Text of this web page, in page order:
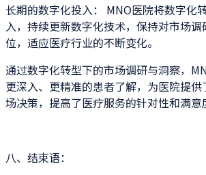
长期的数字化投入： MNO医院将数字化
入，持续更新数字化技术，保持对市场
位，适应医疗行业的不断变化。
通过数字化转型下的市场调研与洞察，
更深入、更精准的患者了解，为医院提
场决策，提高了医疗服务的针对性和满意
八、结束语：